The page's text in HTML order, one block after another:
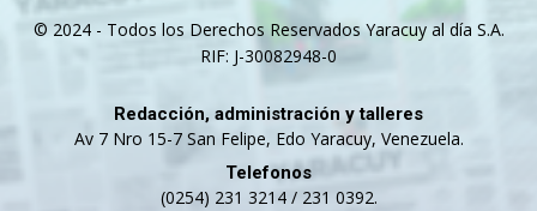
© 2024 - Todos los Derechos Reservados Yaracuy al día S.A.
RIF: J-30082948-0
Redacción, administración y talleres
Av 7 Nro 15-7 San Felipe, Edo Yaracuy, Venezuela.
Telefonos
(0254) 231 3214 / 231 0392.